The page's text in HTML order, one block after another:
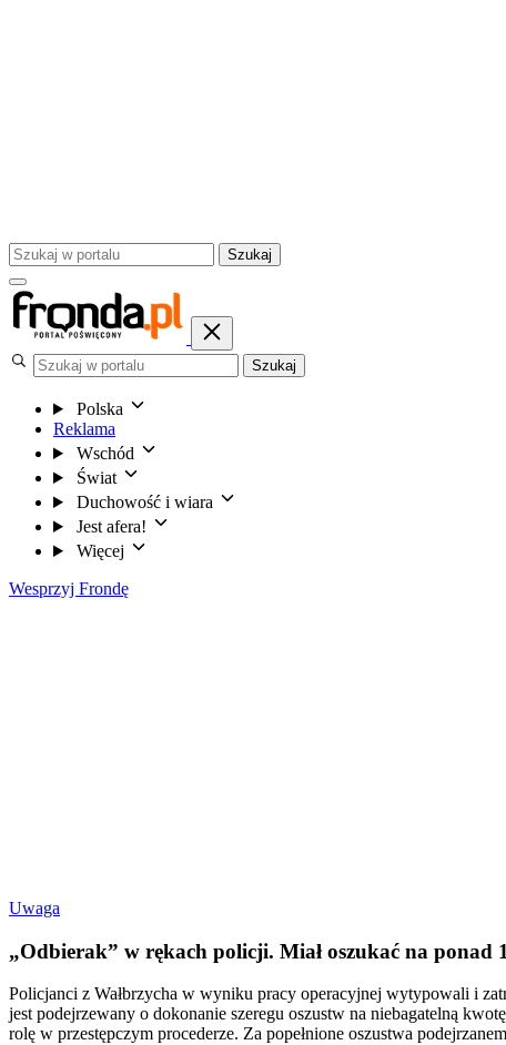
Szukaj
Szukaj
Polska
Reklama
Wschód
Świat
Duchowość i wiara
Jest afera!
Więcej
Wesprzyj Frondę
Uwaga
„Odbierak” w rękach policji. Miał oszukać na ponad
Policjanci z Wałbrzycha w wyniku pracy operacyjnej wytypowali i
jest podejrzewany o dokonanie szeregu oszustw na niebagatelną
rolę w przestępczym procederze. Za popełnione oszustwa